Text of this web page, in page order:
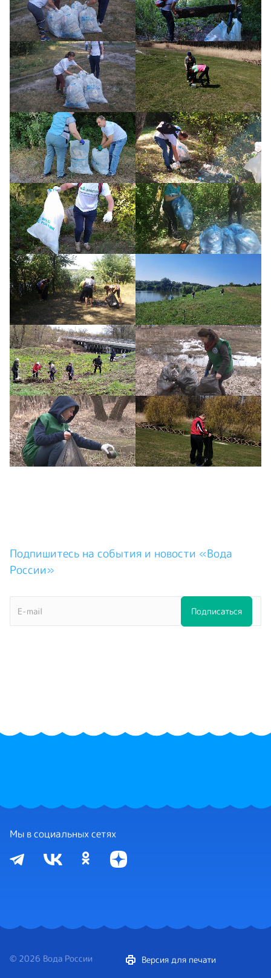
Подпишитесь на события и новости «Вода
России»
Мы в социальных сетях
© 2026 Вода России Версия для печати